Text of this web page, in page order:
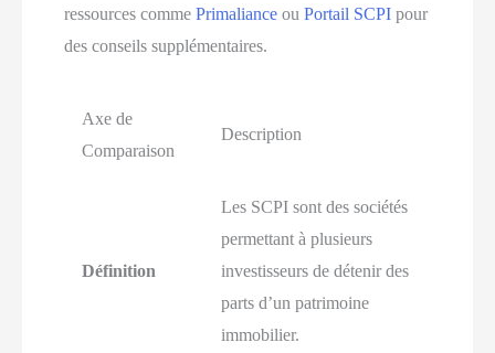
ressources commePrimaliance ouPortail SCPI pour
des conseils supplémentaires.
Axe de
Comparaison
Description
Définition
Les SCPI sont des sociétés
permettant à plusieurs
investisseurs de détenir des
parts d’un patrimoine
immobilier.